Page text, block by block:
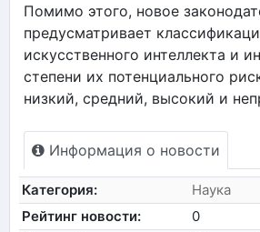
Помимо этого, новое
предусматривает
искусственного интеллекта и
степени их потенциального
низкий, средний, высокий и
Информация о новости
Категория:
Наука
Рейтинг новости:
0